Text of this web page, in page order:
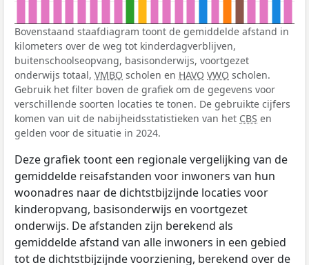
Bovenstaand staafdiagram toont de gemiddelde afstand in
kilometers over de weg tot kinderdagverblijven,
buitenschoolseopvang, basisonderwijs, voortgezet
onderwijs totaal, VMBO scholen en HAVO VWO scholen.
Gebruik het filter boven de grafiek om de gegevens voor
verschillende soorten locaties te tonen. De gebruikte cijfers
komen van uit de nabijheidsstatistieken van het CBS en
gelden voor de situatie in 2024.
Deze grafiek toont een regionale vergelijking van de
gemiddelde reisafstanden voor inwoners van hun
woonadres naar de dichtstbijzijnde locaties voor
kinderopvang, basisonderwijs en voortgezet
onderwijs. De afstanden zijn berekend als
gemiddelde afstand van alle inwoners in een gebied
tot de dichtstbijzijnde voorziening, berekend over de